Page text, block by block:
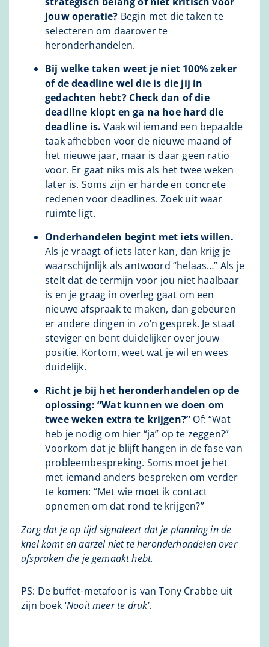
jouw operatie? Begin met die taken te
selecteren om daarover te
heronderhandelen.
Bij welke taken weet je niet 100% zeker
of de deadline wel die is die jij in
gedachten hebt? Check dan of die
deadline klopt en ga na hoe hard die
deadline is. Vaak wil iemand een bepaalde
taak afhebben voor de nieuwe maand of
het nieuwe jaar, maar is daar geen ratio
voor. Er gaat niks mis als het twee weken
later is. Soms zijn er harde en concrete
redenen voor deadlines. Zoek uit waar
ruimte ligt.
Onderhandelen begint met iets willen.
Als je vraagt of iets later kan, dan krijg je
waarschijnlijk als antwoord “helaas…” Als je
stelt dat de termijn voor jou niet haalbaar
is en je graag in overleg gaat om een
nieuwe afspraak te maken, dan gebeuren
er andere dingen in zo’n gesprek. Je staat
steviger en bent duidelijker over jouw
positie. Kortom, weet wat je wil en wees
duidelijk.
Richt je bij het heronderhandelen op de
oplossing: “Wat kunnen we doen om
twee weken extra te krijgen?” Of: “Wat
heb je nodig om hier “ja” op te zeggen?”
Voorkom dat je blijft hangen in de fase van
probleembespreking. Soms moet je het
met iemand anders bespreken om verder
te komen: “Met wie moet ik contact
opnemen om dat rond te krijgen?”
Zorg dat je op tijd signaleert dat je planning in de
knel komt en aarzel niet te heronderhandelen over
afspraken die je gemaakt hebt.
PS: De buffet-metafoor is van Tony Crabbe uit
zijn boek ‘Nooit meer te druk’.